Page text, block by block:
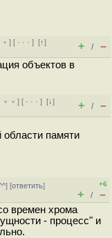
] [ · · ·][↑]
+ / –
объектов в
] [ · · ·][↓]
+ / –
памяти
] [ответить]
+6
+ / –
времен хрома
- процесс" и